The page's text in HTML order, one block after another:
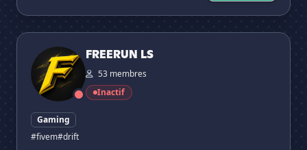
FREERUN LS
FREERUN LS
53 membres
Inactif
Gaming
#fivem#drift